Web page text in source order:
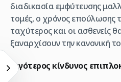
διαδικασία εμφύτευσης
τομές, ο χρόνος επούλωσης
ταχύτερος και οι ασθενείς
ξαναρχίσουν την κανονική
Λιγότερος κίνδυνος